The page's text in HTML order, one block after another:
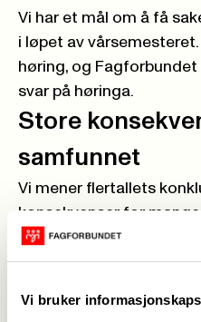
Vi bruker
Vi har et mål om å få
i løpet av
høring, og
svar på høringa.
Store
samfunnet
Vi mener flertallets
konsekvenser for
sårbare grupper. I
mulig å argumentere
beredskap. Vi har sett